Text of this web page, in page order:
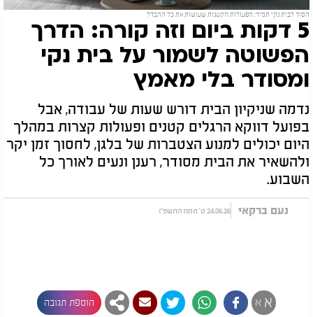
הסוד לבית נקי תמיד: הפעולות הקטנות שעושות את כל ההבדל
5 דקות ביום וזה קורה: הדרך
הפשוטה לשמור על בית נקי
ומסודר בלי מאמץ
נדמה שניקיון הבית דורש שעות של עבודה, אבל
בפועל דווקא הרגלים קטנים ופעולות קצרות במהלך
היום יכולים למנוע הצטברות של בלגן, לחסוך זמן יקר
ולהשאיר את הבית מסודר, רענן ונעים לאורך כל
השבוע.
נעם ברקאי 24.06.26 ט' תמוז התשפ"ו
א א הוספת תגובה